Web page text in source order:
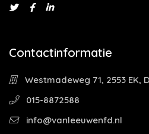
Contactinformatie
Westmadeweg 71, 2553 EK,
015-8872588
info@vanleeuwenfd.nl